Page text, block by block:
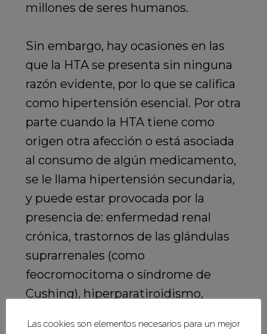
millones de seres humanos.
Sin embargo, hay ocasiones en las
que la HTA se presenta sin ninguna
razón evidente, por lo que se califica
como hipertensión esencial. Por otra
parte cuando la HTA tiene como
origen otra afección o está asociada
al consumo de algún medicamento,
se le llama hipertensión secundaria,
y puede estar provocada por la
presencia de: enfermedad renal
crónica, trastornos de las glándulas
suprarrenales (como
feocromocitoma o síndrome de
Cushing), hiperparatiroidismo,
Las cookies son elementos necesarios para un mejor